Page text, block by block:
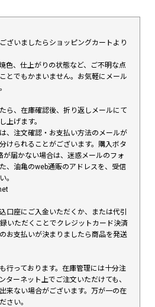
ざいましたらショッピングカートより
色、仕上がりの状態など、ご不明な点
とでもかまいません。お気軽にメール
ら、在庫確認後、折り返しメールにて
上げます。
、注文確認・お支払い方法のメールが
けられることがございます。購入ボタ
が届かない場合は、迷惑メールのフォ
、油亀のweb通販のアドレスを、受信
。
口座にご入金いただくか、または代引
いただくことでクレジットカード決済
お支払いが決まりましたら商品を発送
行っております。在庫管理には十分注
ターネット上でご注文いただけても、
来ない場合がございます。万が一の在
さい。